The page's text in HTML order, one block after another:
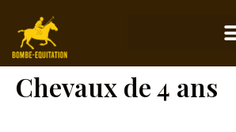
Chevaux de 4 ans